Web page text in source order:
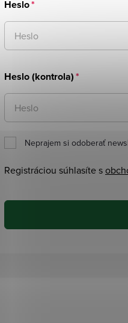
Heslo
Heslo (kontrola)
Neprajem si odoberať
Registráciou súhlasíte s